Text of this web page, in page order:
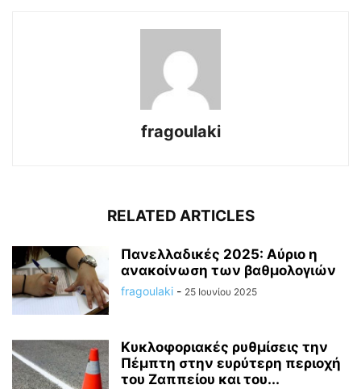
fragoulaki
RELATED ARTICLES
Πανελλαδικές 2025: Αύριο η
ανακοίνωση των βαθμολογιών
fragoulaki - 25 Ιουνίου 2025
Κυκλοφοριακές ρυθμίσεις την
Πέμπτη στην ευρύτερη περιοχή
του Ζαππείου και του...